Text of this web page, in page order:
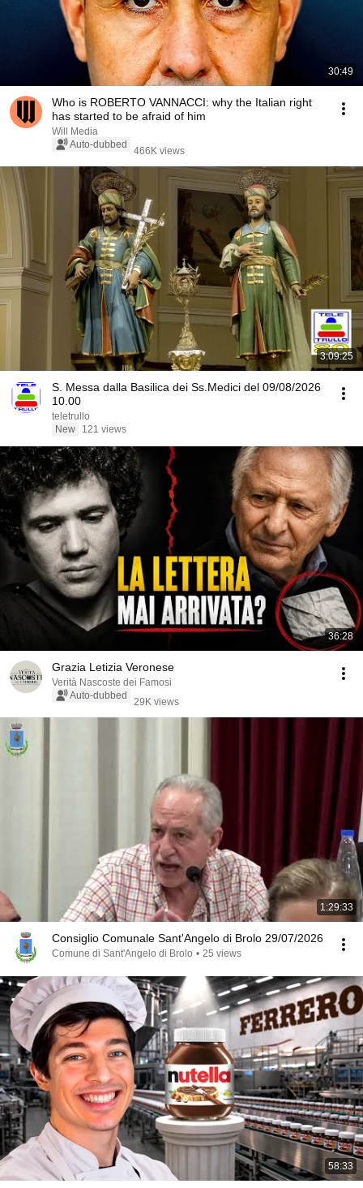
30:49
Who is ROBERTO VANNACCI: why the Italian right
has started to be afraid of him
Will Media
Auto-dubbed
466K views
3:09:25
S. Messa dalla Basilica dei Ss.Medici del 09/08/2026
10.00
teletrullo
New
121 views
36:28
Grazia Letizia Veronese
Verità Nascoste dei Famosi
Auto-dubbed
29K views
1:29:33
Consiglio Comunale Sant'Angelo di Brolo 29/07/2026
Comune di Sant'Angelo di Brolo • 25 views
58:33